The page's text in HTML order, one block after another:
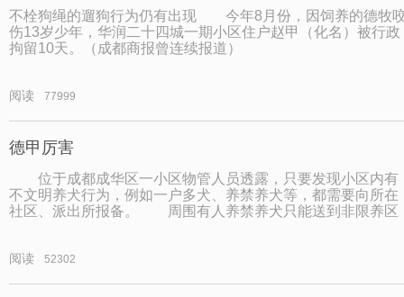
不栓狗绳的遛狗行为仍有出现 今年8月份，因饲养的德牧
伤13岁少年，华润二十四城一期小区住户赵甲（化名）被行政
拘留10天。（成都商报曾连续报道）
阅读 77999
德甲厉害
位于成都成华区一小区物管人员透露，只要发现小区内有
不文明养犬行为，例如一户多犬、养禁养犬等，都需要向所在
社区、派出所报备。 周围有人养禁养犬只能送到非限养区
阅读 52302